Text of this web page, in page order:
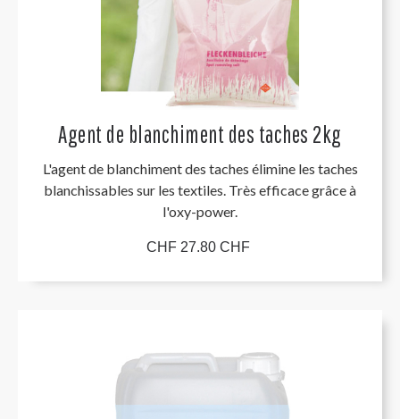
Agent de blanchiment des taches 2kg
L'agent de blanchiment des taches élimine les taches
blanchissables sur les textiles. Très efficace grâce à
l'oxy-power.
CHF 27.80 CHF